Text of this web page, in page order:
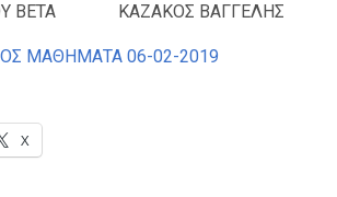
ΒΕΤΑ ΚΑΖΑΚΟΣ ΒΑΓΓΕΛΗΣ
ΜΑΘΗΜΑΤΑ 06-02-2019
X